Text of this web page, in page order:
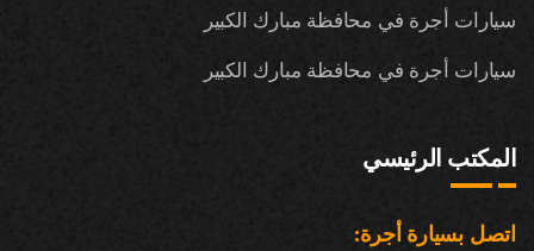
سيارات أجرة في محافظة مبارك الكبير
سيارات أجرة في محافظة مبارك الكبير
المكتب الرئيسي
اتصل بسيارة أجرة: